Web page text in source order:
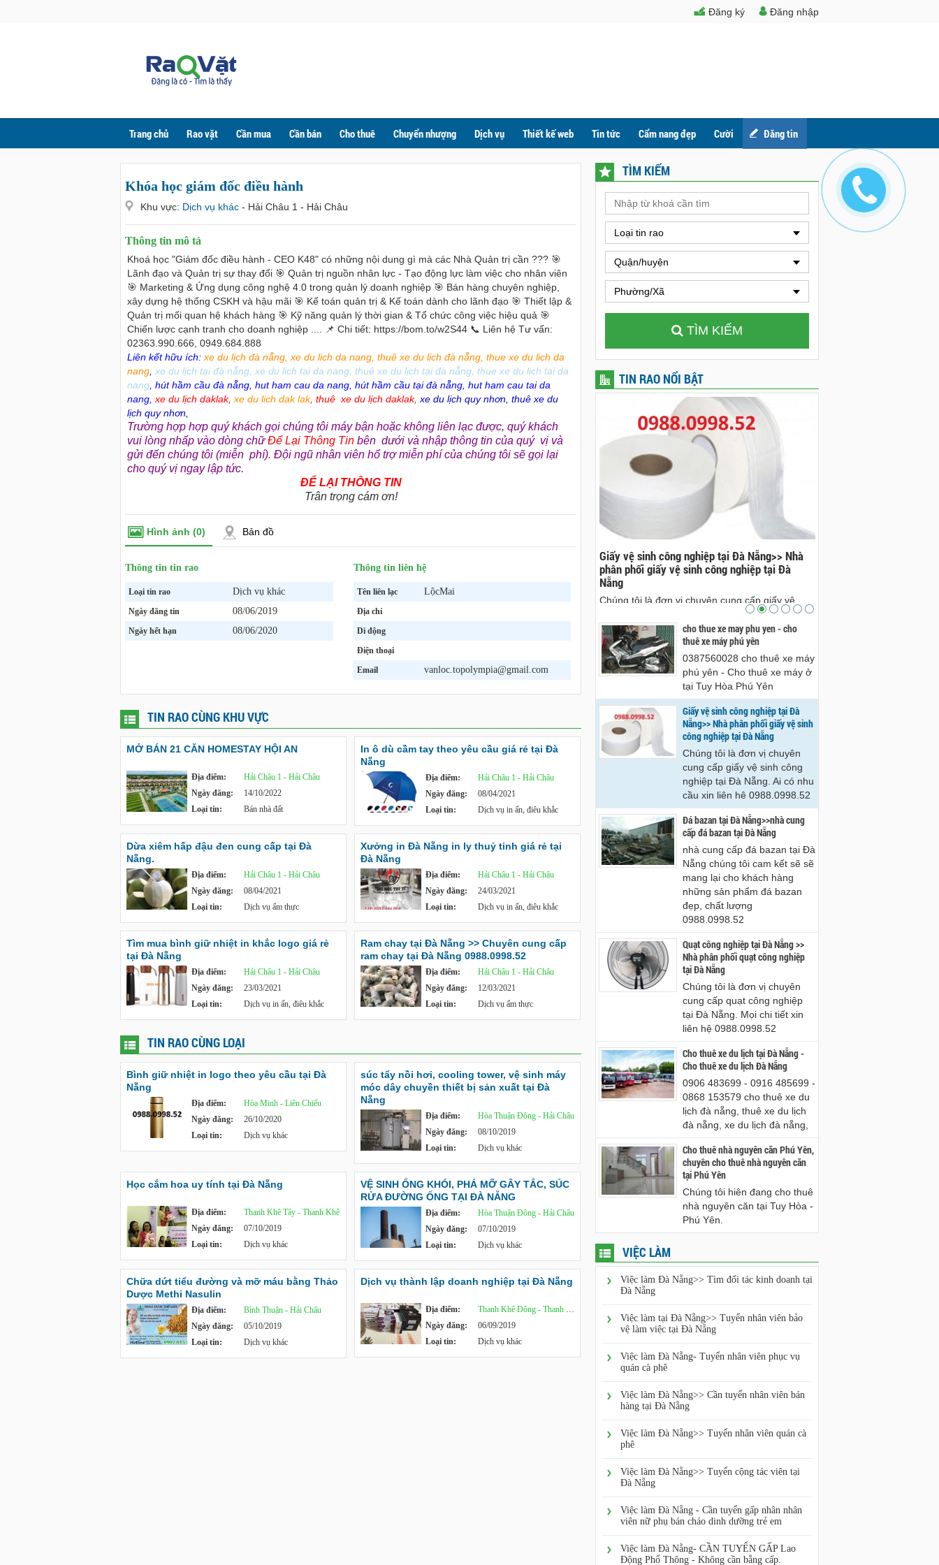
Đăng nhập
Đăng ký
Trang chủ Rao vặt Cần mua Cần bán Cho thuê Chuyển nhượng Dịch vụ Thiết kế web Tin tức Cẩm nang đẹp Cười Đăng tin
Khóa học giám đốc điều hành
Khu vực: Dịch vụ khác - Hải Châu 1 - Hải Châu
Thông tin mô tả
Khoá học "Giám đốc điều hành - CEO K48" có những nội dung gì mà các Nhà Quản trị cần ??? 🎯
Lãnh đạo và Quản trị sự thay đổi 🎯 Quản trị nguồn nhân lực - Tạo động lực làm việc cho nhân viên
🎯 Marketing & Ứng dụng công nghệ 4.0 trong quản lý doanh nghiệp 🎯 Bán hàng chuyên nghiệp,
xây dựng hệ thống CSKH và hậu mãi 🎯 Kế toán quản trị & Kế toán dành cho lãnh đạo 🎯 Thiết lập &
Quản trị mối quan hệ khách hàng 🎯 Kỹ năng quản lý thời gian & Tổ chức công việc hiệu quả 🎯
Chiến lược cạnh tranh cho doanh nghiệp .... 📌 Chi tiết: https://bom.to/w2S44 📞 Liên hệ Tư vấn:
02363.990.666, 0949.684.888
Liên kết hữu ích: xe du lịch đà nẵng xe du lich da nang thuê xe du lịch đà nẵng thue xe du lich da
nang xe du lịch tại đà nẵng xe du lich tai da nang thuê xe du lịch tại đà nẵng thue xe du lich tai da
nang hút hầm cầu đà nẵng hut ham cau da nang hút hầm cầu tại đà nẵng hut ham cau tai da
nang xe du lịch daklak, xe du lich dak lak, thuê xe du lịch daklak, xe du lịch quy nhơn thuê xe du
lịch quy nhơn
Trường hợp hợp quý khách gọi chúng tôi máy bận hoặc không liên lạc được, quý khách
vui lòng nhấp vào dòng chữĐể Lại Thông Tin bên dưới và nhập thông tin của quý vị và
gửi đến chúng tôi (miễn phí). Đội ngũ nhân viên hổ trợ miễn phí của chúng tôi sẽ gọi lại
cho quý vị ngay lập tức.
ĐỂ LẠI THÔNG TIN
Trân trọng cám ơn!
Hình ảnh (0) Bản đồ
Thông tin tin rao
Loại tin rao Dịch vụ khác
Ngày đăng tin 08/06/2019
Ngày hết hạn 08/06/2020
Thông tin liên hệ
Tên liên lạc LộcMai
Địa chỉ
Di động
Điện thoại
Email
vanloc.topolympia@gmail.com
TIN RAO CÙNG KHU VỰC
MỞ BÁN 21 CĂN HOMESTAY HỘI AN
Địa điểm:
Hải Châu 1 - Hải Châu
Ngày đăng:
14/10/2022
Loại tin:
Bán nhà đất
In ô dù cầm tay theo yêu cầu giá rẻ tại Đà
Nẵng
Địa điểm:
Hải Châu 1 - Hải Châu
Ngày đăng:
08/04/2021
Loại tin:
Dịch vụ in ấn, điêu khắc
Dừa xiêm hấp đậu đen cung cấp tại Đà
Nẵng.
Địa điểm:
Hải Châu 1 - Hải Châu
Ngày đăng:
08/04/2021
Loại tin:
Dịch vụ ẩm thực
Xưởng in Đà Nẵng in ly thuỷ tinh giá rẻ tại
Đà Nẵng
Địa điểm:
Hải Châu 1 - Hải Châu
Ngày đăng:
24/03/2021
Loại tin:
Dịch vụ in ấn, điêu khắc
Tìm mua bình giữ nhiệt in khắc logo giá rẻ
tại Đà Nẵng
Địa điểm:
Hải Châu 1 - Hải Châu
Ngày đăng:
23/03/2021
Loại tin:
Dịch vụ in ấn, điêu khắc
Ram chay tại Đà Nẵng >> Chuyên cung cấp
ram chay tại Đà Nẵng 0988.0998.52
Địa điểm:
Hải Châu 1 - Hải Châu
Ngày đăng:
12/03/2021
Loại tin:
Dịch vụ ẩm thực
TIN RAO CÙNG LOẠI
Bình giữ nhiệt in logo theo yêu cầu tại Đà
Nẵng
Địa điểm:
Hòa Minh - Liên Chiểu
Ngày đăng:
26/10/2020
Loại tin:
Dịch vụ khác
súc tẩy nồi hơi, cooling tower, vệ sinh máy
móc dây chuyền thiết bị sản xuất tại Đà
Nẵng
Địa điểm:
Hòa Thuận Đông - Hải Châu
Ngày đăng:
08/10/2019
Loại tin:
Dịch vụ khác
Học cắm hoa uy tính tại Đà Nẵng
Địa điểm:
Thanh Khê Tây - Thanh Khê
Ngày đăng:
07/10/2019
Loại tin:
Dịch vụ khác
VỆ SINH ỐNG KHÓI, PHÁ MỠ GÂY TẮC, SÚC
RỬA ĐƯỜNG ỐNG TẠI ĐÀ NẴNG
Địa điểm:
Hòa Thuận Đông - Hải Châu
Ngày đăng:
07/10/2019
Loại tin:
Dịch vụ khác
Chữa dứt tiểu đường và mỡ máu bằng Thảo
Dược Methi Nasulin
Địa điểm:
Bình Thuận - Hải Châu
Ngày đăng:
05/10/2019
Loại tin:
Dịch vụ khác
Dịch vụ thành lập doanh nghiệp tại Đà Nẵng
Địa điểm:
Thanh Khê Đông - Thanh Khê
Ngày đăng:
06/09/2019
Loại tin:
Dịch vụ khác
TÌM KIẾM
Loại tin rao
Quận/huyện
Phường/Xã
TÌM KIẾM
TIN RAO NỔI BẬT
phú yên
0387560028 cho thuê xe máy phú yên - Cho
Giấy vệ sinh công nghiệp tại Đà Nẵng>> Nhà
phân phối giấy vệ sinh công nghiệp tại Đà
Nẵng
Chúng tôi là đơn vị chuyên cung cấp giấy vệ
sinh công nghiệp tại Đà Nẵng. Ai có nhu cầu xin
liên hê 0988.0998.52
- 0916 485699 - 0868 153579 cho
thuê nhà nguyên căn tại Phú Yên
Chúng tôi hiên đang cho thuê nhà nguyên căn
cho thue xe may phu yen - cho
thuê xe máy phú yên
0387560028 cho thuê xe máy
phú yên - Cho thuê xe máy ở
tại Tuy Hòa Phú Yên
Giấy vệ sinh công nghiệp tại Đà
Nẵng>> Nhà phân phối giấy vệ sinh
công nghiệp tại Đà Nẵng
Chúng tôi là đơn vị chuyên
cung cấp giấy vệ sinh công
nghiệp tại Đà Nẵng. Ai có nhu
cầu xin liên hê 0988.0998.52
Đá bazan tại Đà Nẵng>>nhà cung
cấp đá bazan tại Đà Nẵng
nhà cung cấp đá bazan tại Đà
Nẵng chúng tôi cam kết sẽ sẽ
mang lại cho khách hàng
những sản phẩm đá bazan
đẹp, chất lượng
0988.0998.52
Quạt công nghiệp tại Đà Nẵng >>
Nhà phân phối quạt công nghiệp
tại Đà Nẵng
Chúng tôi là đơn vị chuyên
cung cấp quạt công nghiệp
tại Đà Nẵng. Mọi chi tiết xin
liên hệ 0988.0998.52
Cho thuê xe du lịch tại Đà Nẵng -
Cho thuê xe du lịch Đà Nẵng
0906 483699 - 0916 485699 -
0868 153579 cho thuê xe du
lịch đà nẵng, thuê xe du lịch
đà nẵng, xe du lịch đà nẵng,
Cho thuê nhà nguyên căn Phú Yên,
chuyên cho thuê nhà nguyên căn
tại Phú Yên
Chúng tôi hiên đang cho thuê
nhà nguyên căn tại Tuy Hòa -
Phú Yên.
VIỆC LÀM
Việc làm Đà Nẵng>> Tìm đối tác kinh doanh tại
Đà Nẵng
Việc làm tại Đà Nẵng>> Tuyển nhân viên bảo
vệ làm việc tại Đà Nẵng
Việc làm Đà Nẵng- Tuyển nhân viên phục vụ
quán cà phê
Việc làm Đà Nẵng>> Cần tuyển nhân viên bán
hàng tại Đà Nẵng
Việc làm Đà Nẵng>> Tuyển nhân viên quán cà
phê
Việc làm Đà Nẵng>> Tuyển cộng tác viên tại
Đà Nẵng
Việc làm Đà Nẵng - Cần tuyển gấp nhân nhân
viên nữ phụ bán cháo dinh dưỡng trẻ em
Việc làm Đà Nẵng- CẦN TUYỂN GẤP Lao
Động Phổ Thông - Không cần bằng cấp.